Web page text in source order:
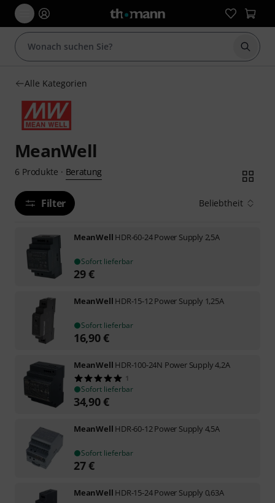
Suche
Alle Kategorien
MeanWell
6 Produkte · Beratung
Filter Beliebtheit
MeanWell HDR-60-24 Power Supply 2,5A
Sofort lieferbar
29€
MeanWell HDR-15-12 Power Supply 1,25A
Sofort lieferbar
16,90€
MeanWell HDR-100-24N Power Supply 4,2A
1
Sofort lieferbar
34,90€
MeanWell HDR-60-12 Power Supply 4,5A
Sofort lieferbar
27€
MeanWell HDR-15-24 Power Supply 0,63A